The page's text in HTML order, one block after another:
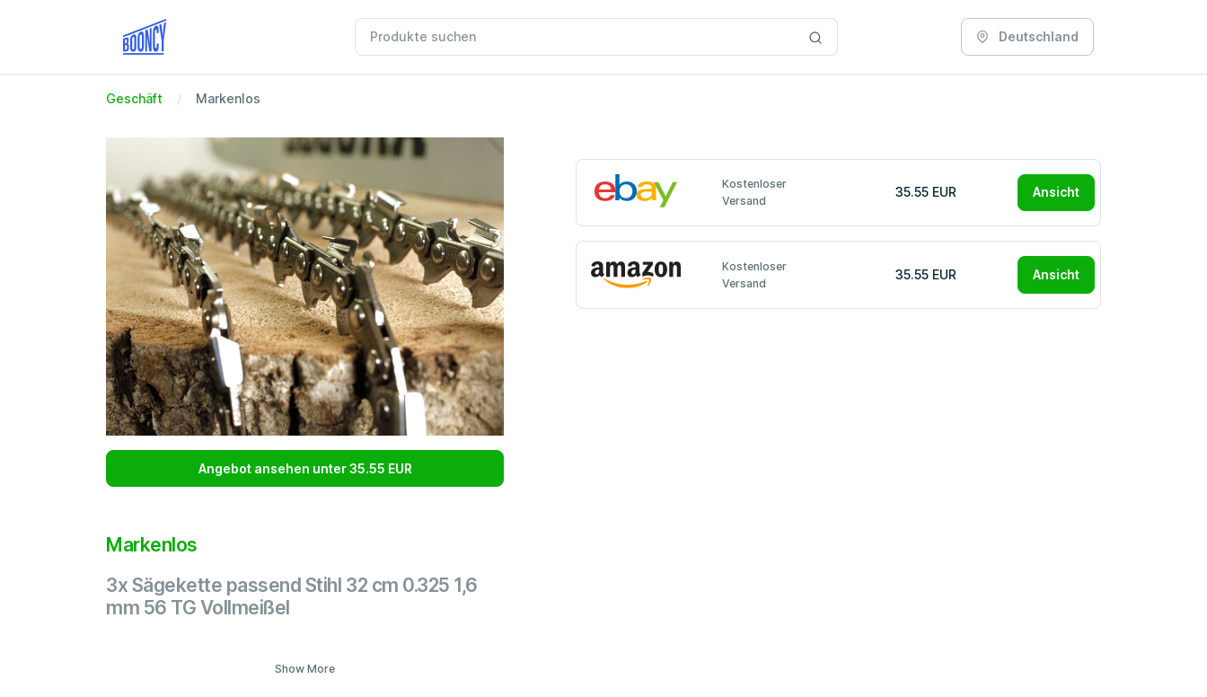
Deutschland
Geschäft Markenlos
Angebot ansehen unter 35.55 EUR
Markenlos
3x Sägekette passend Stihl 32 cm 0.325 1,6
mm 56 TG Vollmeißel
Show More
Kostenloser
Versand
35.55 EUR Ansicht
Kostenloser
Versand
35.55 EUR Ansicht